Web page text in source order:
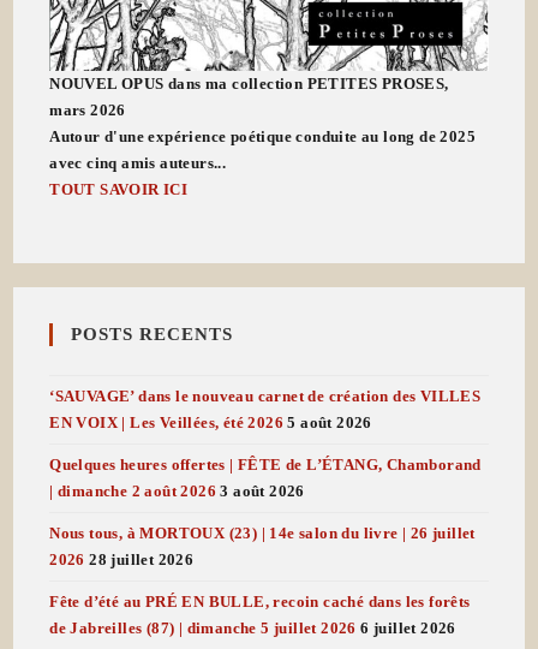
NOUVEL OPUS dans ma collection PETITES PROSES,
mars 2026
Autour d'une expérience poétique conduite au long de 2025
avec cinq amis auteurs...
TOUT SAVOIR ICI
POSTS RECENTS
‘SAUVAGE’ dans le nouveau carnet de création des VILLES
EN VOIX | Les Veillées, été 2026 5 août 2026
Quelques heures offertes | FÊTE de L’ÉTANG, Chamborand
| dimanche 2 août 2026 3 août 2026
Nous tous, à MORTOUX (23) | 14e salon du livre | 26 juillet
2026 28 juillet 2026
Fête d’été au PRÉ EN BULLE, recoin caché dans les forêts
de Jabreilles (87) | dimanche 5 juillet 2026 6 juillet 2026